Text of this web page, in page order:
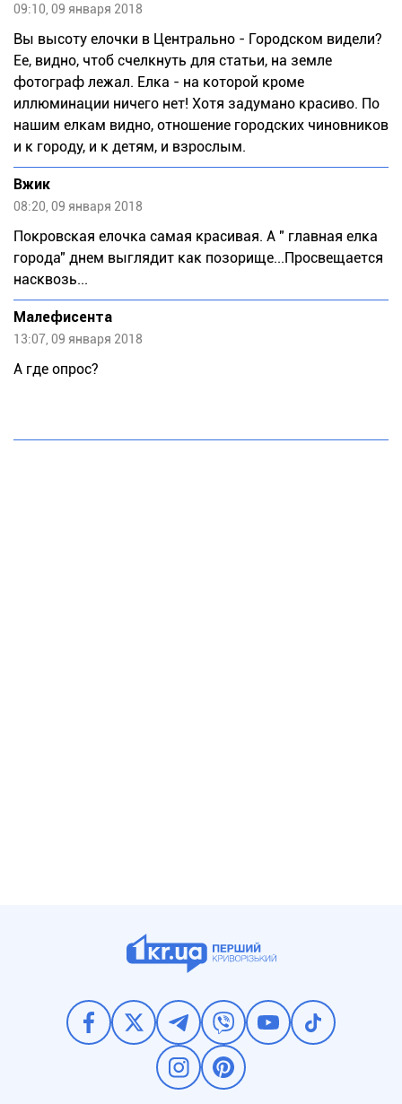
09:10, 09 января 2018
Вы высоту елочки в Центрально - Городском видели?
Ее, видно, чтоб счелкнуть для статьи, на земле
фотограф лежал. Елка - на которой кроме
иллюминации ничего нет! Хотя задумано красиво. По
нашим елкам видно, отношение городских чиновников
и к городу, и к детям, и взрослым.
Вжик
08:20, 09 января 2018
Покровская елочка самая красивая. А " главная елка
города" днем выглядит как позорище...Просвещается
насквозь...
Малефисента
13:07, 09 января 2018
А где опрос?